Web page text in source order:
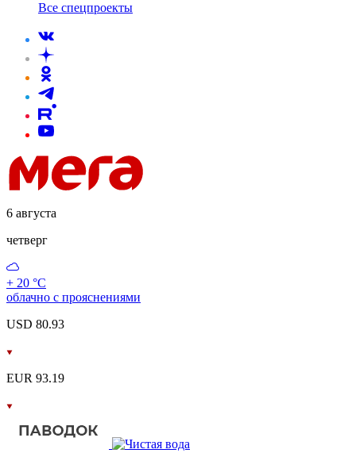
Все спецпроекты
6 августа
четверг
+ 20 °С
облачно с прояснениями
USD 80.93
EUR 93.19